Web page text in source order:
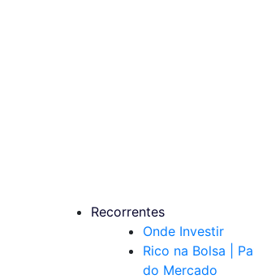
Recorrentes
Onde Investir
Rico na Bolsa |
do Mercado